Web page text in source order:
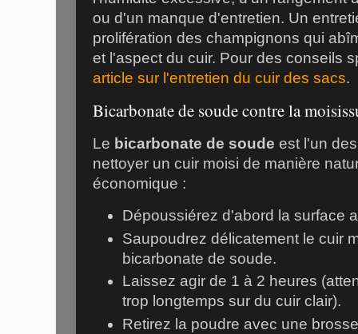
ou d'un manque d'entretien. Un
prolifération des champignons qui
et l'aspect du cuir. Pour des conseils
article sur l'entretien du cuir des sacs.
Bicarbonate de soude contre la
Le bicarbonate de soude est l'un
nettoyer un cuir moisi de manière
économique :
Dépoussiérez d'abord la surface
Saupoudrez délicatement le cuir
bicarbonate de soude.
Laissez agir de 1 à 2 heures
trop longtemps sur du cuir clair).
Retirez la poudre avec une